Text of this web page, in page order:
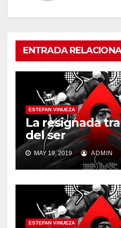
ENTRADA
ESTEFAN VINUEZA
La resignada
del ser
MAY 19, 2019 ADMIN
ESTEFAN VINUEZA